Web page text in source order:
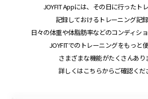
JOYFIT Appには、その日に行ったト
記録しておけるトレーニング記
日々の体重や体脂肪率などのコンディシ
JOYFITでのトレーニングをもっと
さまざまな機能がたくさんあり
詳しくはこちらからご確認くだ